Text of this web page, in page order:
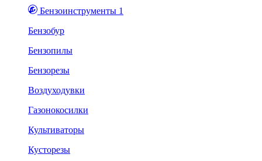
Бензоинструменты 1
Бензобур
Бензопилы
Бензорезы
Воздуходувки
Газонокосилки
Культиваторы
Кусторезы